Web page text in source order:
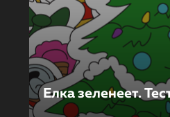
Елка зеленеет.